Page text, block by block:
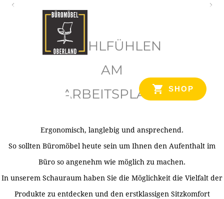
SHOP
WOHLFÜHLEN
AM
ARBEITSPLATZ
Ergonomisch, langlebig und ansprechend.
So sollten Büromöbel heute sein um Ihnen den Aufenthalt im
Büro so angenehm wie möglich zu machen.
In unserem Schauraum haben Sie die Möglichkeit die Vielfalt der
Produkte zu entdecken und den erstklassigen Sitzkomfort